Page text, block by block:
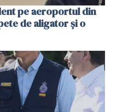
pe aeroportul din
de aligator și o